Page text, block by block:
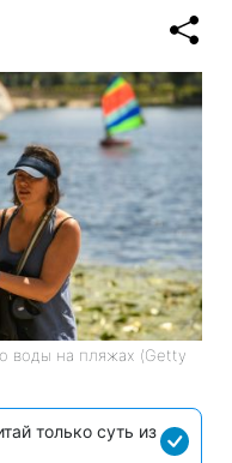
воды на пляжах (Getty
только суть из